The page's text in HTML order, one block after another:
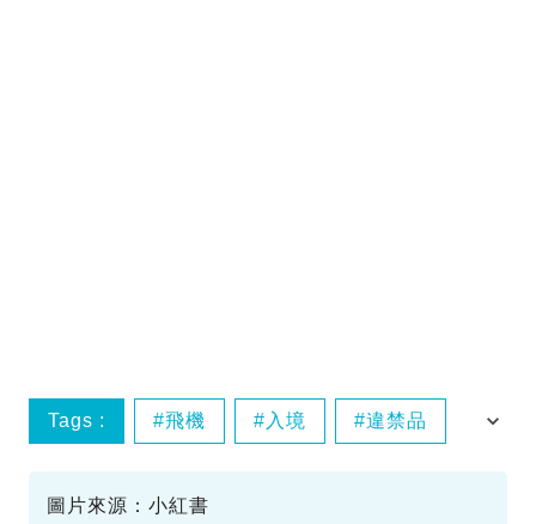
Tags : 飛機 入境 違禁品
圖片來源：小紅書